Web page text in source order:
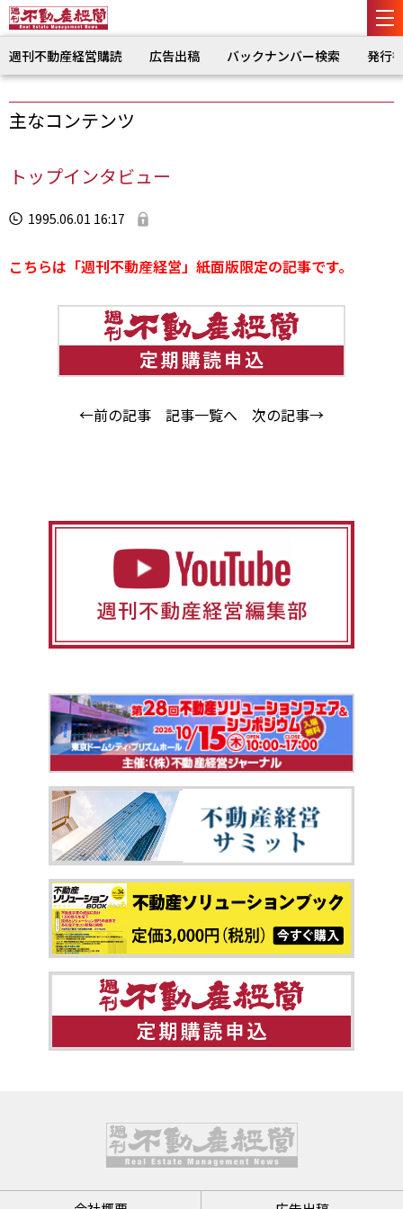
週刊不動産経営購読 広告出稿 バックナンバー検索 発行
主なコンテンツ
トップインタビュー
1995.06.01 16:17
こちらは「週刊不動産経営」紙面版限定の記事です。
←前の記事 記事一覧へ 次の記事→